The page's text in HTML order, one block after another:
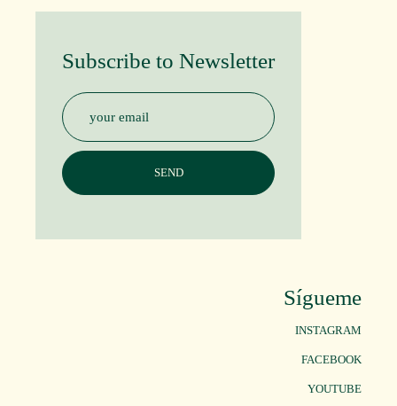
Subscribe to Newsletter
Sígueme
INSTAGRAM
FACEBOOK
YOUTUBE